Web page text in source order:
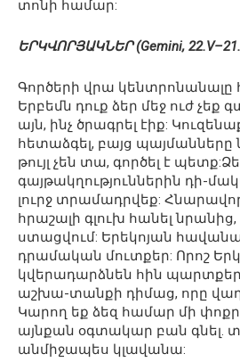
տոնի համար:
ԵՐԿՎՈՐՅԱԿՆԵՐ (Gemini,
Գործերի վրա կենտրոնանալը
Երբեմն դուք ձեր մեջ ուժ չեք
այն, ինչ ծրագրել էիք:
հետաձգել, բայց պայմանները
թույլ չեն տա, գործել է
գայթակղություններին դի-
լուրջ տրամադրվեք:
հրաշալի գլուխ հանել նրանից,
ստացվում: Երեկոյան
դրամական մուտքեր: Որոշ
կվերադարձնեն հին
աշխա-տանքի դիմաց, որը
Կարող եք ձեզ համար մի
այնքան օգտակար բան գնել.
անմիջապես կլավանա: